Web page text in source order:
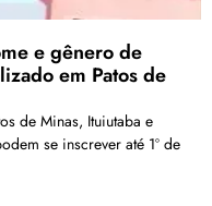
e gênero de
em Patos de
de Minas, Ituiutaba e
se inscrever até 1º de